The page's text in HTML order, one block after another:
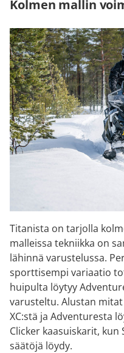
Kolmen mallin
Titanista on tarjolla
malleissa tekniikka on
lähinnä varustelussa.
sporttisempi variaatio
huipulta löytyy
varusteltu. Alustan
XC:stä ja Adventuresta
Clicker kaasuiskarit,
säätöjä löydy.